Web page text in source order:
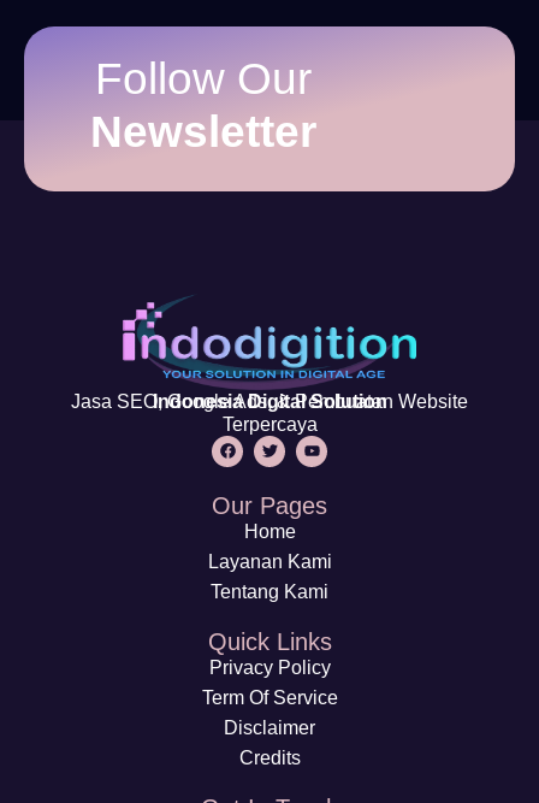
Follow Our
Newsletter
Indonesia Digital Solution
Jasa SEO, Google Ads, & Pembuatan Website
Terpercaya
Our Pages
Home
Layanan Kami
Tentang Kami
Quick Links
Privacy Policy
Term Of Service
Disclaimer
Credits